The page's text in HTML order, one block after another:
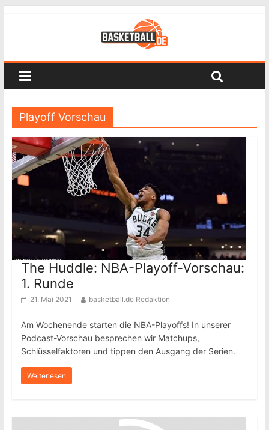
Playoff Vorschau
The Huddle: NBA-Playoff-Vorschau:
1. Runde
21. Mai 2021 basketball.de Redaktion
Am Wochenende starten die NBA-Playoffs! In unserer
Podcast-Vorschau besprechen wir Matchups,
Schlüsselfaktoren und tippen den Ausgang der Serien.
Weiterlesen